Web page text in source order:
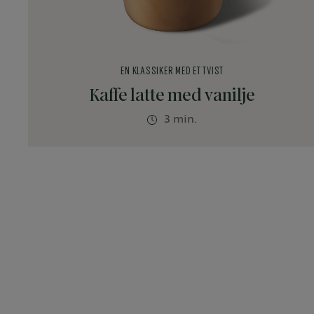
Kaffe latte med vanilje
EN KLASSIKER MED ET TVIST
3 min.